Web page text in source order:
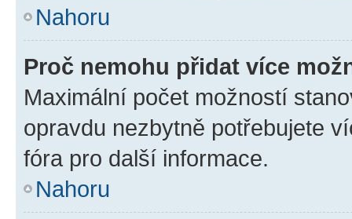
Nahoru
Proč nemohu přidat více
Maximální počet možností
opravdu nezbytně potřebujete
fóra pro další informace.
Nahoru